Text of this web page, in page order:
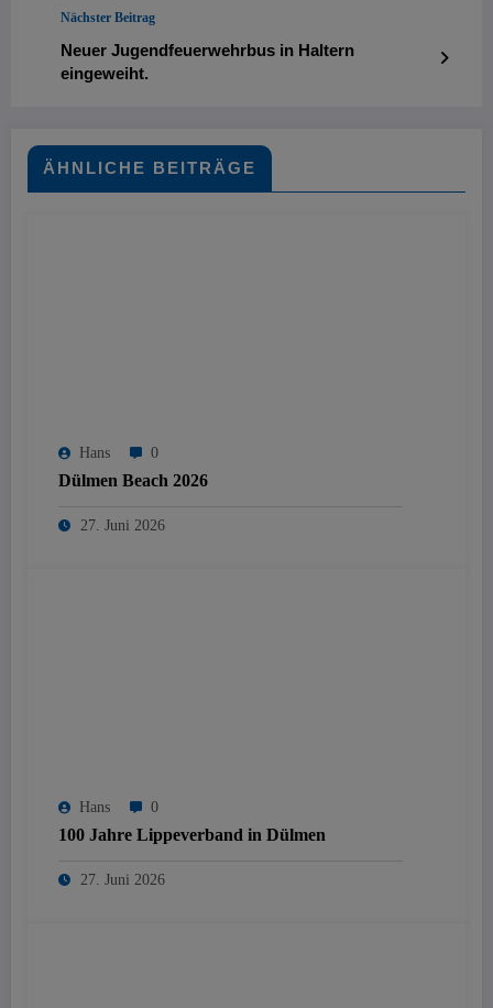
Nächster Beitrag
Neuer Jugendfeuerwehrbus in Haltern
eingeweiht.
ÄHNLICHE BEITRÄGE
Hans 0
Dülmen Beach 2026
27. Juni 2026
Hans 0
100 Jahre Lippeverband in Dülmen
27. Juni 2026